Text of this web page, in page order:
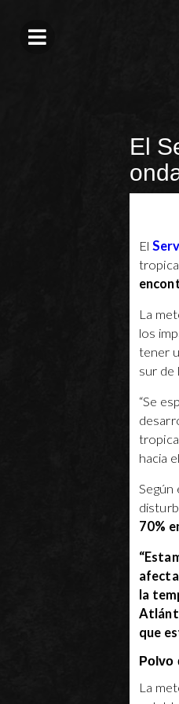
El
El
La
los
tener
sur de
“Se
hacia
Según
70%
la
que
Polvo
La